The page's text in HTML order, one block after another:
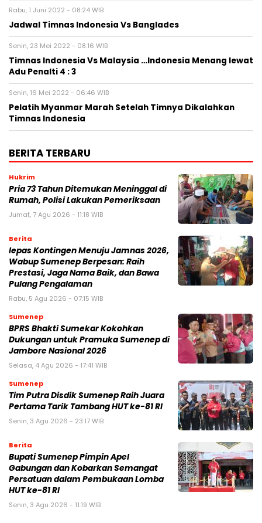
Rabu, 1 Juni 2022 - 08:24 WIB
Jadwal Timnas Indonesia Vs Banglades
Senin, 23 Mei 2022 - 08:16 WIB
Timnas Indonesia Vs Malaysia …Indonesia Menang lewat
Adu Penalti 4 : 3
Senin, 16 Mei 2022 - 06:46 WIB
Pelatih Myanmar Marah Setelah Timnya Dikalahkan
Timnas Indonesia
BERITA TERBARU
Hukrim
Pria 73 Tahun Ditemukan Meninggal di
Rumah, Polisi Lakukan Pemeriksaan
Jumat, 7 Agu 2026 - 11:18 WIB
Berita
lepas Kontingen Menuju Jamnas 2026,
Wabup Sumenep Berpesan: Raih
Prestasi, Jaga Nama Baik, dan Bawa
Pulang Pengalaman
Rabu, 5 Agu 2026 - 07:15 WIB
Sumenep
BPRS Bhakti Sumekar Kokohkan
Dukungan untuk Pramuka Sumenep di
Jambore Nasional 2026
Selasa, 4 Agu 2026 - 17:41 WIB
Sumenep
Tim Putra Disdik Sumenep Raih Juara
Pertama Tarik Tambang HUT ke-81 RI
Senin, 3 Agu 2026 - 23:17 WIB
Berita
Bupati Sumenep Pimpin Apel
Gabungan dan Kobarkan Semangat
Persatuan dalam Pembukaan Lomba
HUT ke-81 RI
Senin, 3 Agu 2026 - 11:19 WIB